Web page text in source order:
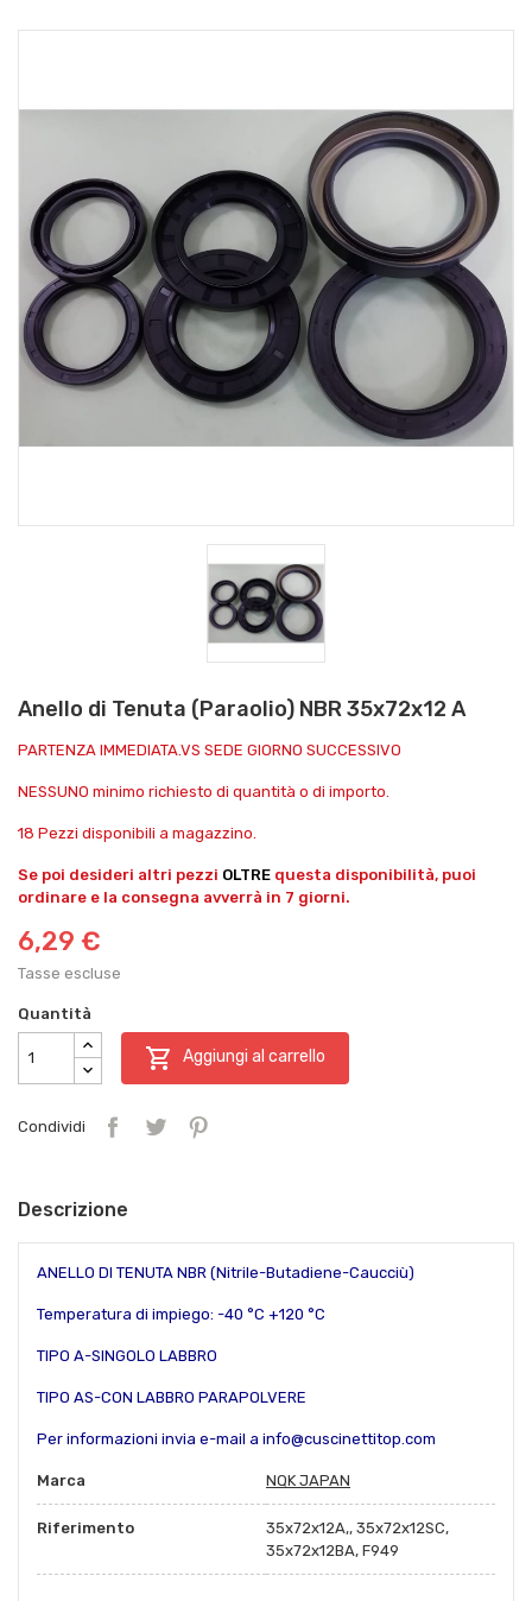
Anello di Tenuta (Paraolio) NBR 35x72x12 A
PARTENZA IMMEDIATA.VS SEDE GIORNO SUCCESSIVO
NESSUNO minimo richiesto di quantità o di importo.
18 Pezzi disponibili a magazzino.
Se poi desideri altri pezzi OLTRE questa disponibilità, puoi
ordinare e la consegna avverrà in 7 giorni.
6,29 €
Tasse escluse
Quantità
 Aggiungi al carrello
Condividi
Descrizione
ANELLO DI TENUTA NBR (Nitrile-Butadiene-Caucciù)
Temperatura di impiego: -40 °C +120 °C
TIPO A-SINGOLO LABBRO
TIPO AS-CON LABBRO PARAPOLVERE
Per informazioni invia e-mail a info@cuscinettitop.com
Marca NQK JAPAN
Riferimento
35x72x12A,, 35x72x12SC,
35x72x12BA, F949